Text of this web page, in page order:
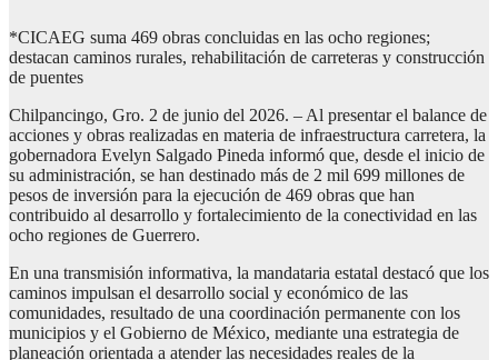
*CICAEG suma 469 obras concluidas en las ocho regiones;
destacan caminos rurales, rehabilitación de carreteras y construcción
de puentes
Chilpancingo, Gro. 2 de junio del 2026. – Al presentar el balance de
acciones y obras realizadas en materia de infraestructura carretera, la
gobernadora Evelyn Salgado Pineda informó que, desde el inicio de
su administración, se han destinado más de 2 mil 699 millones de
pesos de inversión para la ejecución de 469 obras que han
contribuido al desarrollo y fortalecimiento de la conectividad en las
ocho regiones de Guerrero.
En una transmisión informativa, la mandataria estatal destacó que los
caminos impulsan el desarrollo social y económico de las
comunidades, resultado de una coordinación permanente con los
municipios y el Gobierno de México, mediante una estrategia de
planeación orientada a atender las necesidades reales de la